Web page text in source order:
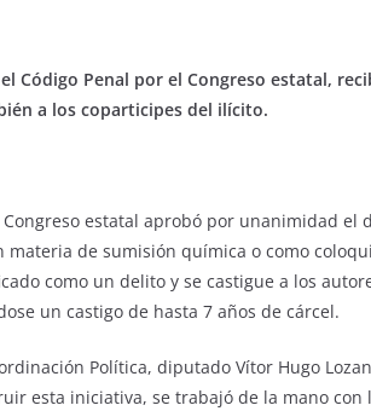
Código Penal por el Congreso estatal,
a los coparticipes del ilícito.
estatal aprobó por unanimidad el
de sumisión química o como
como un delito y se castigue a los
un castigo de hasta 7 años de cárcel.
Política, diputado Vítor Hugo
esta iniciativa, se trabajó de la mano con